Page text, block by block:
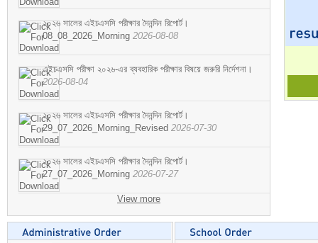
২০২৬ সালের এইচএসসি পরীক্ষার দৈনন্দিন রিপোর্ট।
08_08_2026_Morning 2026-08-08
এইচএসসি পরীক্ষা ২০২৬-এর ব্যবহারিক পরীক্ষার বিষয়ে জরুরি নির্দেশনা।
2026-08-04
২০২৬ সালের এইচএসসি পরীক্ষার দৈনন্দিন রিপোর্ট।
29_07_2026_Morning_Revised 2026-07-30
২০২৬ সালের এইচএসসি পরীক্ষার দৈনন্দিন রিপোর্ট।
27_07_2026_Morning 2026-07-27
View more